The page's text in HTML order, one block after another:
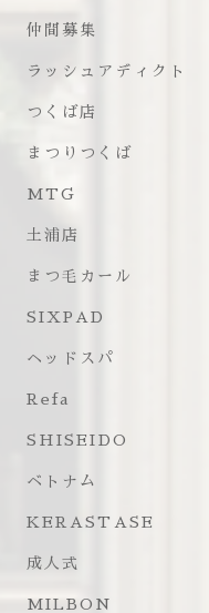
仲間募集
ラッシュアディクト
つくば店
まつりつくば
MTG
土浦店
まつ毛カール
SIXPAD
ヘッドスパ
Refa
SHISEIDO
ベトナム
KERASTASE
成人式
MILBON